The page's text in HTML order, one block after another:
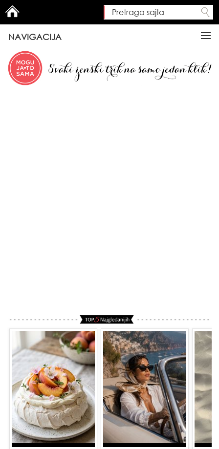
Search form
Pretraga sajta
NAVIGACIJA